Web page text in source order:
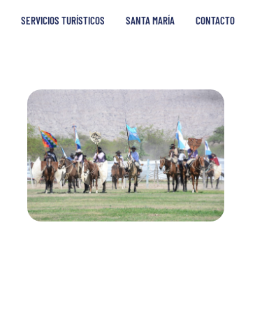
SERVICIOS TURÍSTICOS SANTA MARÍA CONTACTO